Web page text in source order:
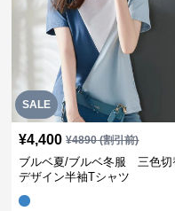
SALE
¥4,400 ¥4890(割引前)
ブルベ夏/ブルベ冬服 三色切
デザイン半袖Tシャツ